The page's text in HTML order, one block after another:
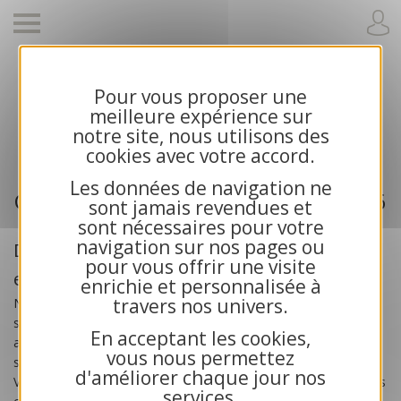
Pour vous proposer une
meilleure expérience sur
notre site, nous utilisons des
cookies avec votre accord.
Les données de navigation ne
sont jamais revendues et
sont nécessaires pour votre
navigation sur nos pages ou
pour vous offrir une visite
enrichie et personnalisée à
travers nos univers.
En acceptant les cookies,
vous nous permettez
d'améliorer chaque jour nos
Cartes de voeux 2026 et calendriers pour
entreprises
Cartes de voeux professionnelle 2026
Des cartes de voeux créées pour les
entreprises
Nos cartes de voeux professionnelles 2026
spécialement créées pour les
associations et les collectivités publiques. Toutes nos cartes
sont exclusives et bénéficient d’une impression haute qualité.
Vous recherchez des cartes de voeux solidaires ? Choisissez nos